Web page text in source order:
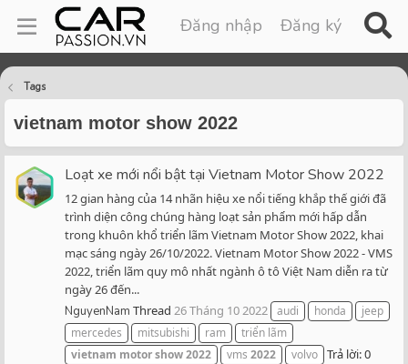
Đăng nhập Đăng ký
Tags
vietnam motor show 2022
Loạt xe mới nổi bật tại Vietnam Motor Show 2022
12 gian hàng của 14 nhãn hiệu xe nổi tiếng khắp thế giới đã
trình diện công chúng hàng loạt sản phẩm mới hấp dẫn
trong khuôn khổ triển lãm Vietnam Motor Show 2022, khai
mạc sáng ngày 26/10/2022. Vietnam Motor Show 2022 - VMS
2022, triển lãm quy mô nhất ngành ô tô Việt Nam diễn ra từ
ngày 26 đến...
NguyenNam Thread 26 Tháng 10 2022 audi honda
jeep
mercedes
mitsubishi ram
triển lãm
vietnam motorshow2022 vms 2022 volvo Trả lời: 0